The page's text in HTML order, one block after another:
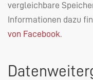
vergleichbare
Informationen dazu
von Facebook.